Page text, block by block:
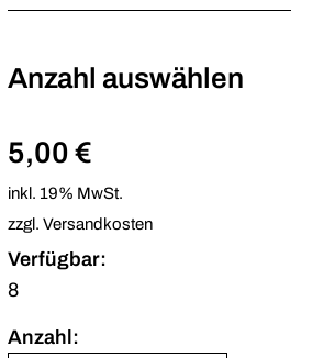
Anzahl auswählen
5,00 €
inkl. 19% MwSt.
zzgl. Versandkosten
Verfügbar:
8
Anzahl: